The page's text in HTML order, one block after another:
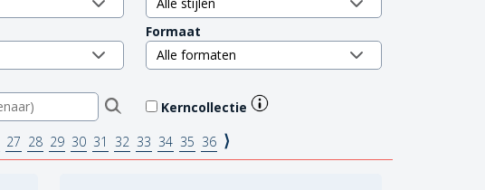
Formaat
Kerncollectie
27 28 29 30 31 32 33 34 35 36 ⟩